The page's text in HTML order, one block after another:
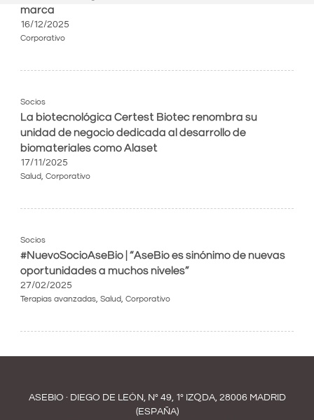
marca
16/12/2025
Corporativo
Socios
La biotecnológica Certest Biotec renombra su
unidad de negocio dedicada al desarrollo de
biomateriales como Alaset
17/11/2025
Salud, Corporativo
Socios
#NuevoSocioAseBio | “AseBio es sinónimo de nuevas
oportunidades a muchos niveles”
27/02/2025
Terapias avanzadas, Salud, Corporativo
ASEBIO · DIEGO DE LEÓN, Nº 49, 1º IZQDA, 28006 MADRID
(ESPAÑA)